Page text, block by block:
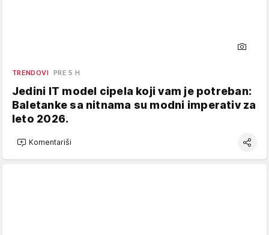
TRENDOVI PRE 5 H
Jedini IT model cipela koji vam je potreban:
Baletanke sa nitnama su modni imperativ za
leto 2026.
Komentariši